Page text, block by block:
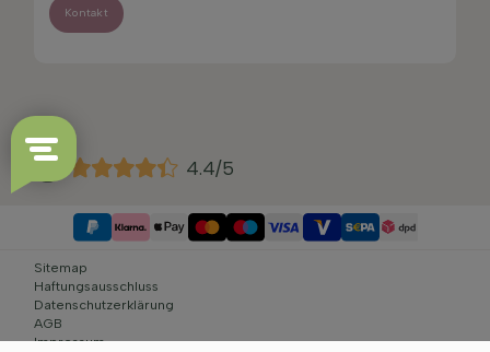
Kontakt
4.4/5
Sitemap
Haftungsausschluss
Datenschutzerklärung
AGB
Impressum